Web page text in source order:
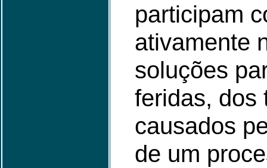
participam
ativamente
soluções
feridas, dos
causados
de um